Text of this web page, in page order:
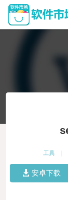
工具
安卓下载